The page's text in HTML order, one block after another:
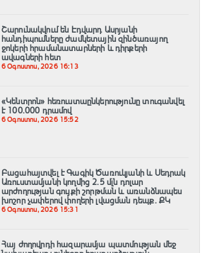
Շարունակվում են Էդվարդ Ասրյանի
հանդիպումները ժամկետային զինծառայող
ջոկերի հրամանատարների և դիրքերի
ավագների հետ
6 Օգոստոս, 2026 16:13
«Կենտրոն» հեռուստաընկերությունը տուգանվել
է 100․000 դրամով
6 Օգոստոս, 2026 15:52
Բացահայտվել է Գագիկ Ծառուկյանի և Սեդրակ
Առուստամյանի կողմից 2.5 մլն դոլար
արժողության գույքի շորթման և առանձնապես
խոշոր չափերով փողերի լվացման դեպք. ՔԿ
6 Օգոստոս, 2026 15:31
Հայ ժողովրդի հազարամյա պատմության մեջ